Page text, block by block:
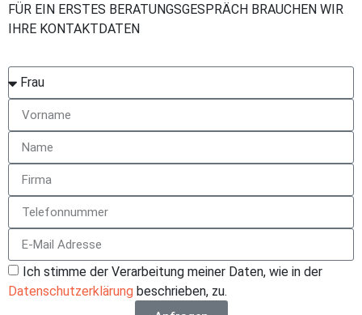
FÜR EIN ERSTES BERATUNGSGESPRÄCH BRAUCHEN WIR
IHRE KONTAKTDATEN
Ich stimme der Verarbeitung meiner Daten, wie in der
Datenschutzerklärung beschrieben, zu.